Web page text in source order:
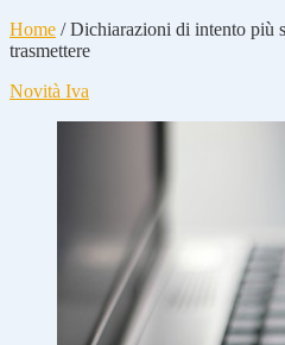
Home /Dichiarazioni di intento più
trasmettere
Novità Iva